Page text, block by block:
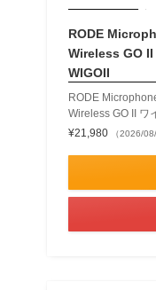
RODE
Wireless GO II
WIGOII
RODE
Wireless GO II ワ
¥21,980
（2026/